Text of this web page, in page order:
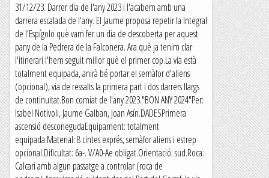
31/12/23. Darrer dia de l'any 2023 i l'acabem amb una
darrera escalada de l'any. El Jaume proposa repetir la Integral
de l'Espígolo què vam fer un dia de descoberta per aquest
pany de la Pedrera de la Falconera. Ara què ja tenim clar
l'itinerari l'hem seguit millor què el primer cop.La via està
totalment equipada, anirà bé portar el semàfor d'aliens
(opcional), via de ressalts la primera part i dos darrers llargs
de continuitat.Bon comiat de l'any 2023."BON ANY 2024"Per:
Isabel Notivoli, Jaume Galban, Joan Asín.DADESPrimera
ascensió desconegudaEquipament: totalment
equipada.Material: 8 cintes exprés, semàfor aliens i estrep
opcional.Dificultat: 6a-. V/A0-Ae obligat.Orientació: sud.Roca:
Calcari amb algun passatge a controlar (roca de